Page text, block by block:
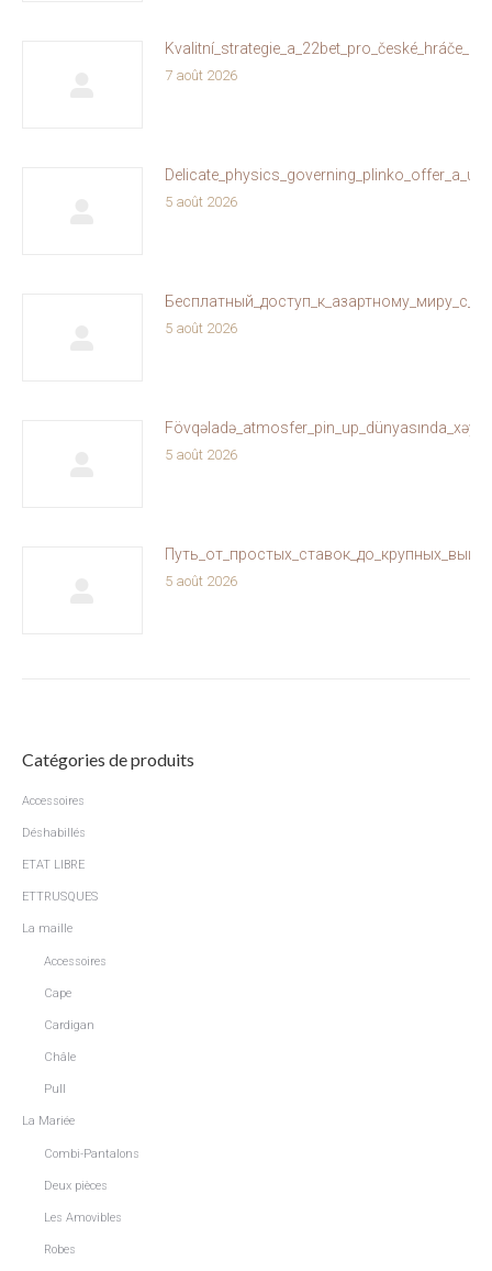
7 août 2026
5 août 2026
5 août 2026
5 août 2026
5 août 2026
Catégories de produits
Accessoires
Déshabillés
ETAT LIBRE
ETTRUSQUES
La maille
Accessoires
Cape
Cardigan
Châle
Pull
La Mariée
Combi-Pantalons
Deux pièces
Les Amovibles
Robes